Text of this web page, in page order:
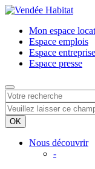
Mon espace
Espace emplois
Espace entreprise
Espace presse
Nous découvrir
-